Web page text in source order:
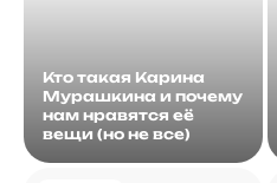
Кто такая Карина
Мурашкина и почему
нам нравятся её
вещи (но не все)